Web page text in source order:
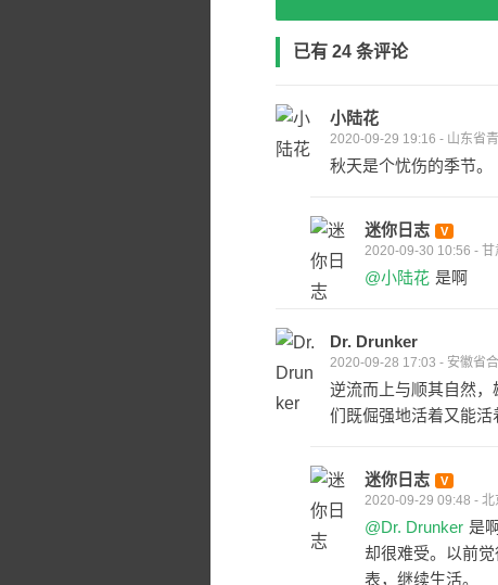
已有 24 条评论
小陆花
2020-09-29 19:16 - 山东省
秋天是个忧伤的季节。
迷你日志
2020-09-30 10:56 - 甘
@小陆花 是啊
Dr. Drunker
2020-09-28 17:03 - 安徽省
逆流而上与顺其自然
们既倔强地活着又能活
迷你日志
2020-09-29 09:48 - 北
@Dr. Drunker 是
却很难受。以前
表，继续生活。